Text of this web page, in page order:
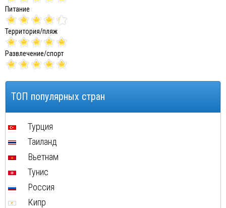
Питание
Территория/пляж
Развлечение/спорт
ТОП популярных стран
Турция
Таиланд
Вьетнам
Тунис
Россия
Кипр